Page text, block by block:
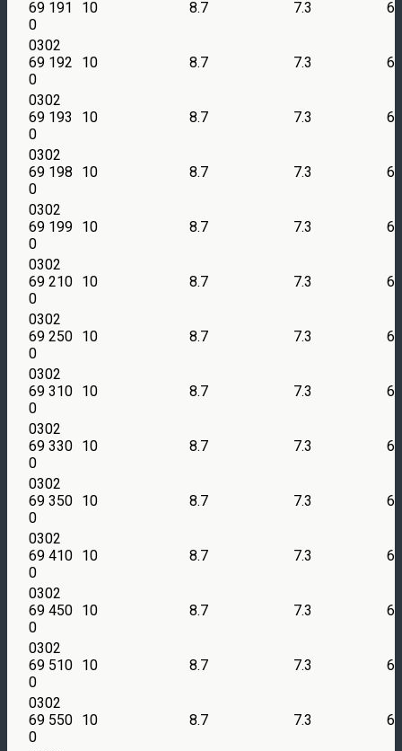
69 191
0
10 8.7 7.3 6
0302
69 192
0
10 8.7 7.3 6
0302
69 193
0
10 8.7 7.3 6
0302
69 198
0
10 8.7 7.3 6
0302
69 199
0
10 8.7 7.3 6
0302
69 210
0
10 8.7 7.3 6
0302
69 250
0
10 8.7 7.3 6
0302
69 310
0
10 8.7 7.3 6
0302
69 330
0
10 8.7 7.3 6
0302
69 350
0
10 8.7 7.3 6
0302
69 410
0
10 8.7 7.3 6
0302
69 450
0
10 8.7 7.3 6
0302
69 510
0
10 8.7 7.3 6
0302
69 550
0
10 8.7 7.3 6